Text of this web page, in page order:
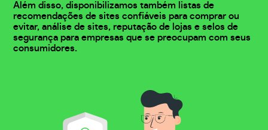
Além disso, disponibilizamos também listas de
recomendações de sites confiáveis para comprar ou
evitar, análise de sites, reputação de lojas e selos de
segurança para empresas que se preocupam com seus
consumidores.